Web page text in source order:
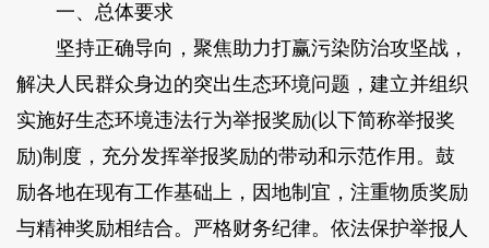
一、总体要求
坚持正确导向，聚焦助力打赢污染防治攻坚战，
解决人民群众身边的突出生态环境问题，建立并组织
实施好生态环境违法行为举报奖励(以下简称举报奖
励)制度，充分发挥举报奖励的带动和示范作用。鼓
励各地在现有工作基础上，因地制宜，注重物质奖励
与精神奖励相结合。严格财务纪律。依法保护举报人